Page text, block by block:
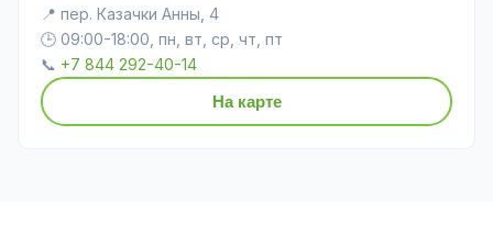
📍 пер. Казачки Анны, 4
🕒 09:00-18:00, пн, вт, ср, чт, пт
📞 +7 844 292-40-14
На карте